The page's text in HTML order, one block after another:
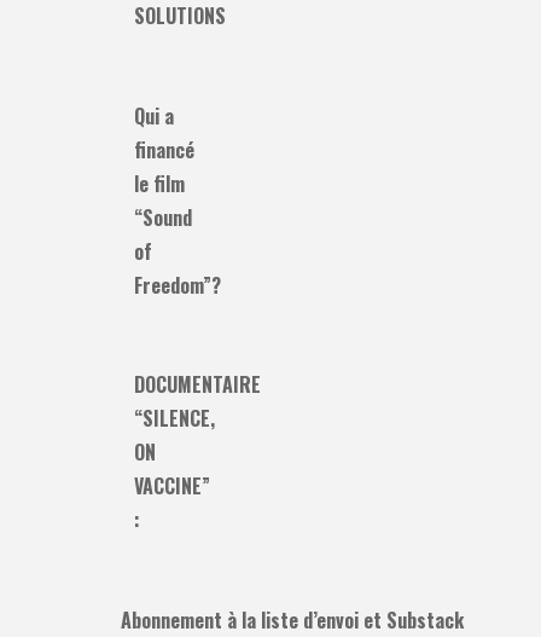
SOLUTIONS
Qui a
financé
le film
“Sound
of
Freedom”?
DOCUMENTAIRE
“SILENCE,
ON
VACCINE”
:
Abonnement à la liste d’envoi et Substack